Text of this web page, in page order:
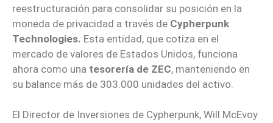
reestructuración para consolidar su posición en la
moneda de privacidad a través de Cypherpunk
Technologies. Esta entidad, que cotiza en el
mercado de valores de Estados Unidos, funciona
ahora como una tesorería de ZEC, manteniendo en
su balance más de 303.000 unidades del activo.
El Director de Inversiones de Cypherpunk, Will McEvoy